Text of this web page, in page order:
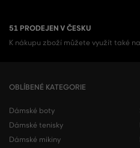
51 PRODEJEN V ČESKU
K nákupu zboží můžete využít také
OBLÍBENÉ KATEGORIE
Dámské boty
Dámské tenisky
Dámské mikiny